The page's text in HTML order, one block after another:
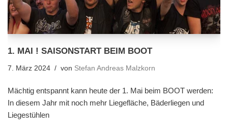
1. MAI ! SAISONSTART BEIM BOOT
7. März 2024 von Stefan Andreas Malzkorn
Mächtig entspannt kann heute der 1. Mai beim BOOT werden:
In diesem Jahr mit noch mehr Liegefläche, Bäderliegen und
Liegestühlen